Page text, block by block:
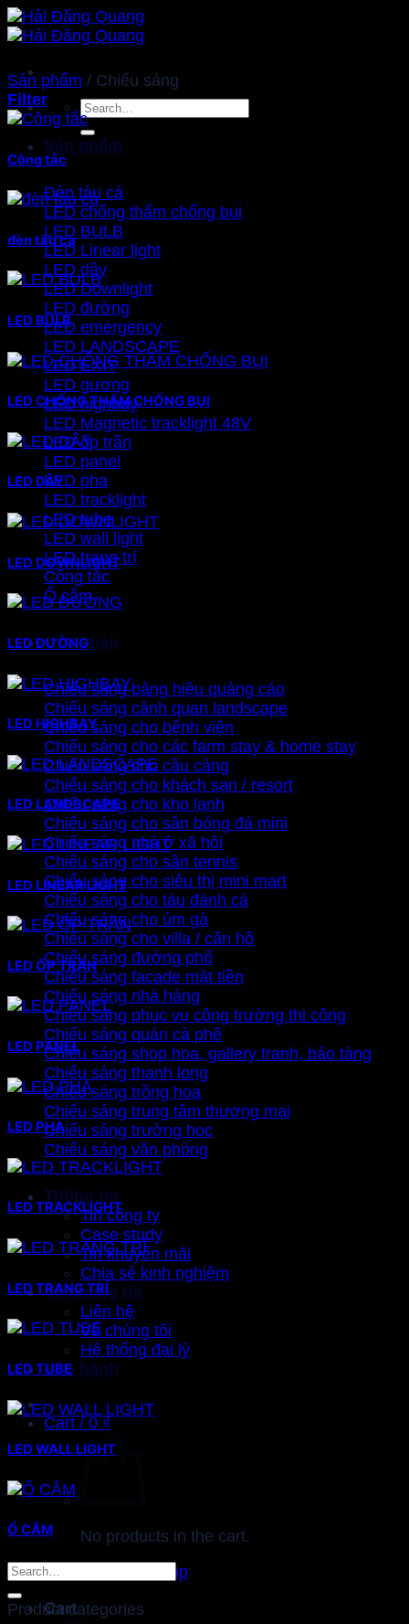
Bỏ
qua
dung
Search
for:
Sản phẩm
Đèn tàu cá
LED chống thấm chống bụi
LED BULB
LED Linear light
LED dây
LED Downlight
LED đường
LED emergency
LED LANDSCAPE
LED EXIT
LED gương
LED highbay
LED Magnetic tracklight 48V
LED ốp trần
LED panel
LED pha
LED tracklight
LED tube
LED wall light
LED trang trí
Công tắc
Ổ cắm
Giải pháp
Chiếu sáng bảng hiệu quảng cáo
Chiếu sáng cảnh quan landscape
Chiếu sáng cho bệnh viện
Chiếu sáng cho các farm stay & home stay
Chiếu sáng cho cầu cảng
Chiếu sáng cho khách sạn / resort
Chiếu sáng cho kho lạnh
Chiếu sáng cho sân bóng đá mini
Chiếu sáng nhà ở xã hội
Chiếu sáng cho sân tennis
Chiếu sáng cho siêu thị mini mart
Chiếu sáng cho tàu đánh cá
Chiếu sáng cho úm gà
Chiếu sáng cho villa / căn hộ
Chiếu sáng đường phố
Chiếu sáng facade mặt tiền
Chiếu sáng nhà hàng
Chiếu sáng phục vụ công trường thi công
Chiếu sáng quán cà phê
Chiếu sáng shop hoa, gallery tranh, bảo tàng
Chiếu sáng thanh long
Chiếu sáng trồng hoa
Chiếu sáng trung tâm thương mại
Chiếu sáng trường học
Chiếu sáng văn phòng
Thông tin
Tin công ty
Case study
Tin khuyến mãi
Chia sẻ kinh nghiệm
Về chúng tôi
Liên hệ
Về chúng tôi
Hệ thống đại lý
Bảo hành
Cart / 0 ₫
No products in the cart.
Return to shop
Cart
Sản phẩm / Chiếu sáng
Filter
Công tắc
đèn tàu cá
LED BULB
LED CHỐNG THẤM CHỐNG BỤI
LED DÂY
LED DOWNLIGHT
LED ĐƯỜNG
LED HIGHBAY
LED LANDSCAPE
LED LINEAR LIGHT
LED ỐP TRẦN
LED PANEL
LED PHA
LED TRACKLIGHT
LED TRANG TRÍ
LED TUBE
LED WALL LIGHT
Ổ CẮM
Search
Product categories